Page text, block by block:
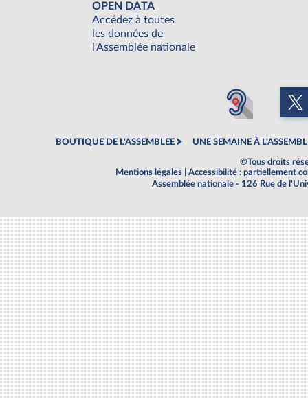
OPEN DATA
Accédez à toutes
les données de
l'Assemblée nationale
BOUTIQUE DE L'ASSEMBLEE UNE SEMAINE À
©Tous droits
Mentions légales
Accessibilité : partiellement
Assemblée nationale - 126 Rue de